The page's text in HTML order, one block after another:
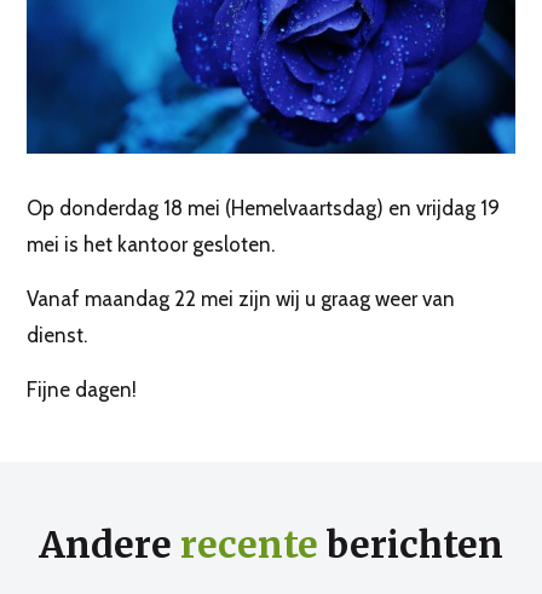
Op donderdag 18 mei (Hemelvaartsdag) en vrijdag 19
mei is het kantoor gesloten.
Vanaf maandag 22 mei zijn wij u graag weer van
dienst.
Fijne dagen!
Andere recente berichten